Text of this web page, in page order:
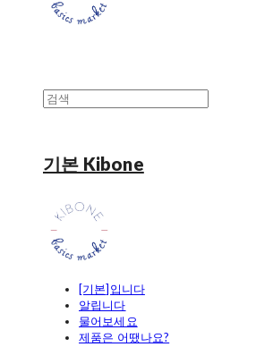
기본 Kibone
[기본]입니다
알립니다
물어보세요
제품은 어땠나요?